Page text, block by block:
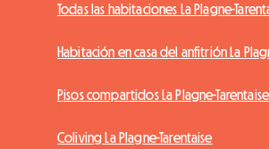
Todas las habitaciones La Plagne-
Habitación en casa del anfitrión La
Pisos compartidos La Plagne-Tarentaise
Coliving La Plagne-Tarentaise